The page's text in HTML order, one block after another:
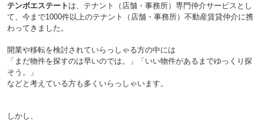
テンポエステート は、テナント（店舗・事務所）専門仲介サービスとし
て、今まで1000件以上のテナント（店舗・事務所）不動産賃貸仲介に携
わってきました。
開業や移転を検討されていらっしゃる方の中には
「まだ物件を探すのは早いのでは。」「いい物件があるまでゆっくり探
そう。」
などと考えている方も多くいらっしゃいます。
しかし、